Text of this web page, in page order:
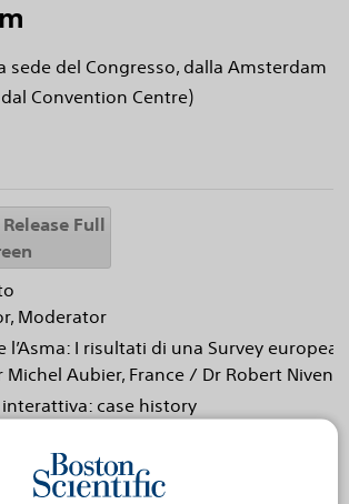
sede del Congresso, dalla Amsterdam
Convention Centre)
Full
Moderator
l’Asma: I risultati di una Survey europea
Michel Aubier, France / Dr Robert Niven,
interattiva: case history
interattiva : gli utilizzi della Termoplastica
nella pratica quotidiana